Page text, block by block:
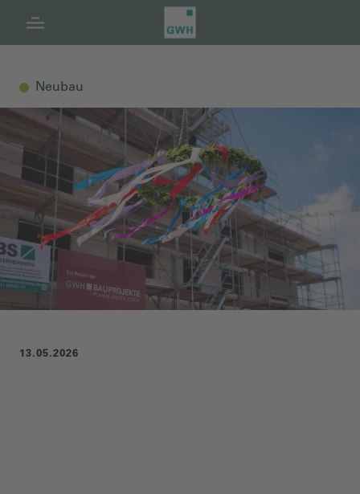
Navigation
Inhalt
Fußzeile
Neubau
13.05.2026